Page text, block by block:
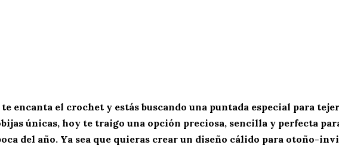
te encanta el crochet y estás buscando una puntada especial para
únicas, hoy te traigo una opción preciosa, sencilla y perfecta
del año. Ya sea que quieras crear un diseño cálido para otoño-